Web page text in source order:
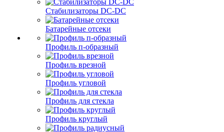
Стабилизаторы DC-DC
Батарейные отсеки
Профиль п-образный
Профиль врезной
Профиль угловой
Профиль для стекла
Профиль круглый